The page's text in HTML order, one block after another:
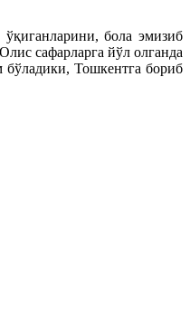
бола эмизиб
сафарларга йўл олганда
Тошкентга бориб